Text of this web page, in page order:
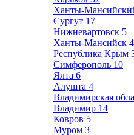
Ханты-
Сургут 17
Нижневартовск 5
Ханты-Мансийск 4
Республика Крым
Симферополь 10
Ялта 6
Алушта 4
Владимирская
Владимир 14
Ковров 5
Муром 3